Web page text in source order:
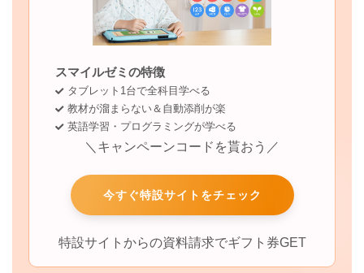
スマイルゼミの特徴
タブレット1台で全科目学べる
教材が溜まらない＆自動添削が楽
英語学習・プログラミングが学べる
＼キャンペーンコードを貰おう／
今すぐ特設サイトをチェック
特設サイトからの資料請求でギフト券GET